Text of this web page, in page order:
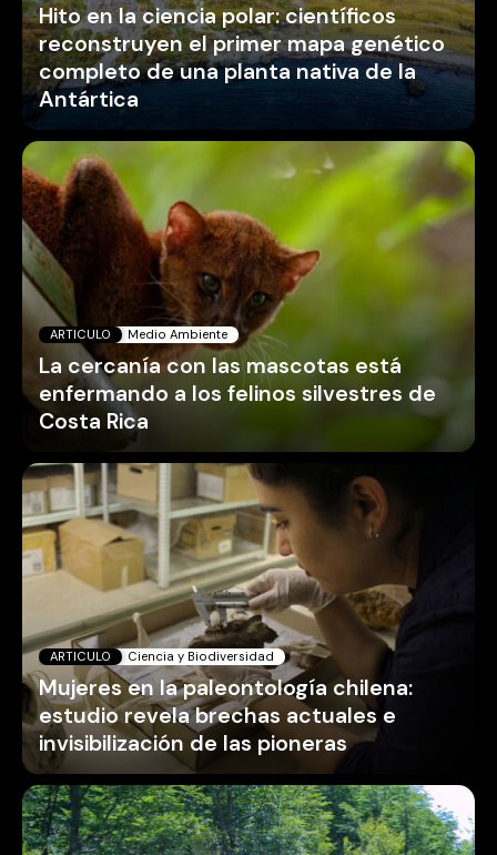
Hito en la ciencia polar: científicos
reconstruyen el primer mapa genético
completo de una planta nativa de la
Antártica
ARTICULO Medio Ambiente
La cercanía con las mascotas está
enfermando a los felinos silvestres de
Costa Rica
ARTICULO Ciencia y Biodiversidad
Mujeres en la paleontología chilena:
estudio revela brechas actuales e
invisibilización de las pioneras